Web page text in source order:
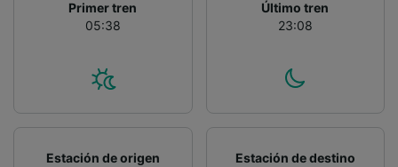
Primer tren
05:38
Último tren
23:08
Estación de origen
Estación de destino